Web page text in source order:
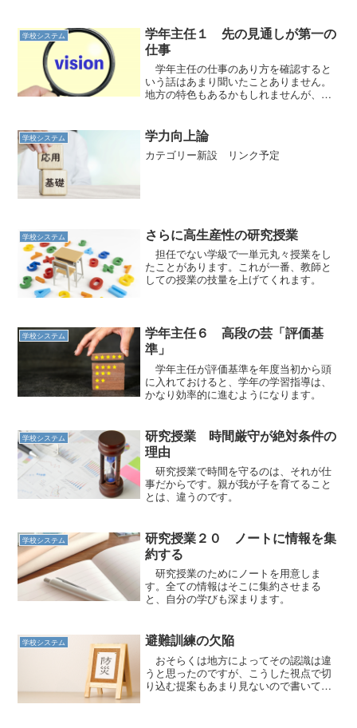
学校システム
学年主任１ 先の見通しが第一の
仕事
学年主任の仕事のあり方を確認すると
いう話はあまり聞いたことありません。
地方の特色もあるかもしれませんが、一
学校システム 学力向上論
カテゴリー新設 リンク予定
学校システム さらに高生産性の研究授業
担任でない学級で一単元丸々授業をし
たことがあります。これが一番、教師と
しての授業の技量を上げてくれます。
学校システム
学年主任６ 高段の芸「評価基
準」
学年主任が評価基準を年度当初から頭
に入れておけると、学年の学習指導は、
かなり効率的に進むようになります。
学校システム
研究授業 時間厳守が絶対条件の
理由
研究授業で時間を守るのは、それが仕
事だからです。親が我が子を育てること
とは、違うのです。
学校システム
研究授業２０ ノートに情報を集
約する
研究授業のためにノートを用意しま
す。全ての情報はそこに集約させまる
と、自分の学びも深まります。
学校システム 避難訓練の欠陥
おそらくは地方によってその認識は違
うと思ったのですが、こうした視点で切
り込む提案もあまり見ないので書いてみ